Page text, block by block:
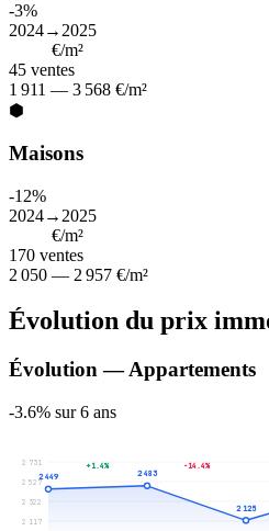
-3%
2024→2025
€/m²
45 ventes
1 911 — 3 568 €/m²
⬢
Maisons
-12%
2024→2025
€/m²
170 ventes
2 050 — 2 957 €/m²
Évolution du prix
Évolution — Appartements
-3.6% sur 6 ans
2 117
2 322
2 527
2 731
2 449
2 483
2 125
+1.4% -14.4%